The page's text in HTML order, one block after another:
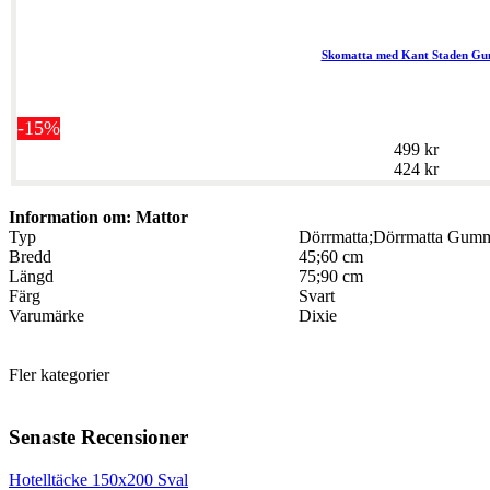
Skomatta med Kant Staden
-15%
499 kr
424 kr
Information om: Mattor
Typ
Dörrmatta;Dörrmatta
Bredd
45;60 cm
Längd
75;90 cm
Färg
Svart
Varumärke
Dixie
Fler kategorier
Senaste Recensioner
Hotelltäcke 150x200 Sval